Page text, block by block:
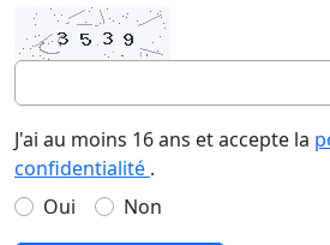
J'ai au moins 16 ans et accepte la
confidentialité .
Oui
Non